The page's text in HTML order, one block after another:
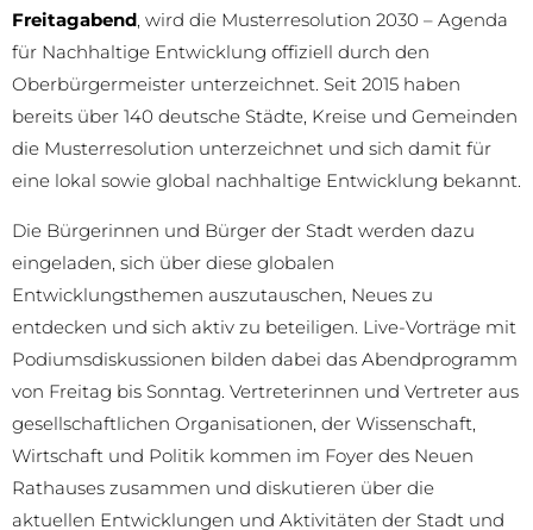
Freitagabend, wird die Musterresolution 2030 – Agenda
für Nachhaltige Entwicklung offiziell durch den
Oberbürgermeister unterzeichnet. Seit 2015 haben
bereits über 140 deutsche Städte, Kreise und Gemeinden
die Musterresolution unterzeichnet und sich damit für
eine lokal sowie global nachhaltige Entwicklung bekannt.
Die Bürgerinnen und Bürger der Stadt werden dazu
eingeladen, sich über diese globalen
Entwicklungsthemen auszutauschen, Neues zu
entdecken und sich aktiv zu beteiligen. Live-Vorträge mit
Podiumsdiskussionen bilden dabei das Abendprogramm
von Freitag bis Sonntag. Vertreterinnen und Vertreter aus
gesellschaftlichen Organisationen, der Wissenschaft,
Wirtschaft und Politik kommen im Foyer des Neuen
Rathauses zusammen und diskutieren über die
aktuellen Entwicklungen und Aktivitäten der Stadt und